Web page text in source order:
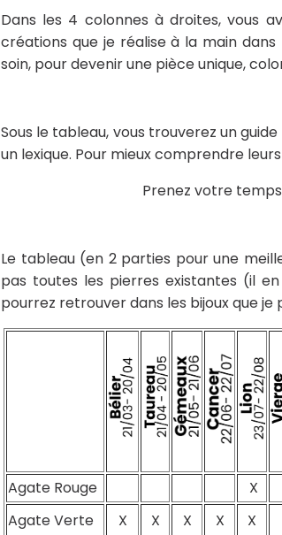
Dans les 4 colonnes à droites, vous
créations que je réalise à la main
soin, pour devenir une pièce unique,
Sous le tableau, vous trouverez un
un lexique. Pour mieux comprendre
Prenez votre
Le tableau (en 2 parties pour une
pas toutes les pierres existantes (il
pourrez retrouver dans les bijoux que je
Agate Rouge X
Agate Verte X X X X X